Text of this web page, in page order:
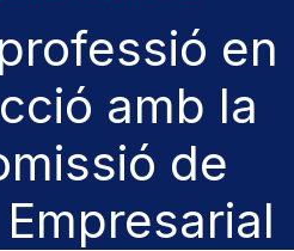
en
amb la
de